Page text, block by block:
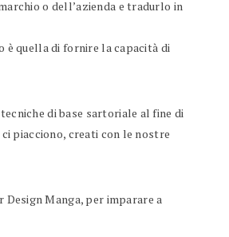
o dell’azienda e tradurlo in
quella di fornire la capacità di
di base sartoriale al fine di
piacciono, creati con le nostre
Manga, per imparare a